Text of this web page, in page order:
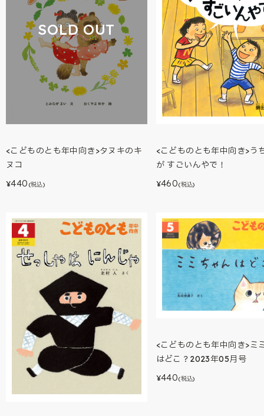
SOLD OUT
<こどものとも年中向き>タヌキのキ
ヌコ
¥440 (税込)
<こどものとも年中向き>う
が すごいんやで！
¥460(税込)
<こどものとも年中向き>ミ
はどこ？2023年05月号
¥440(税込)